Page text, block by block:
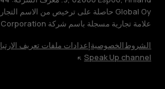
علامة تجارية مسجلة باسم شركة Nokia Corporation.
الشروطالخصوصيةإعدادات ملفات تعريف
Speak Up channel